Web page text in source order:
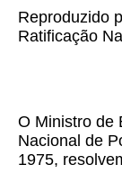
Reproduzido
Ratificação
O Ministro de
Nacional de
1975,